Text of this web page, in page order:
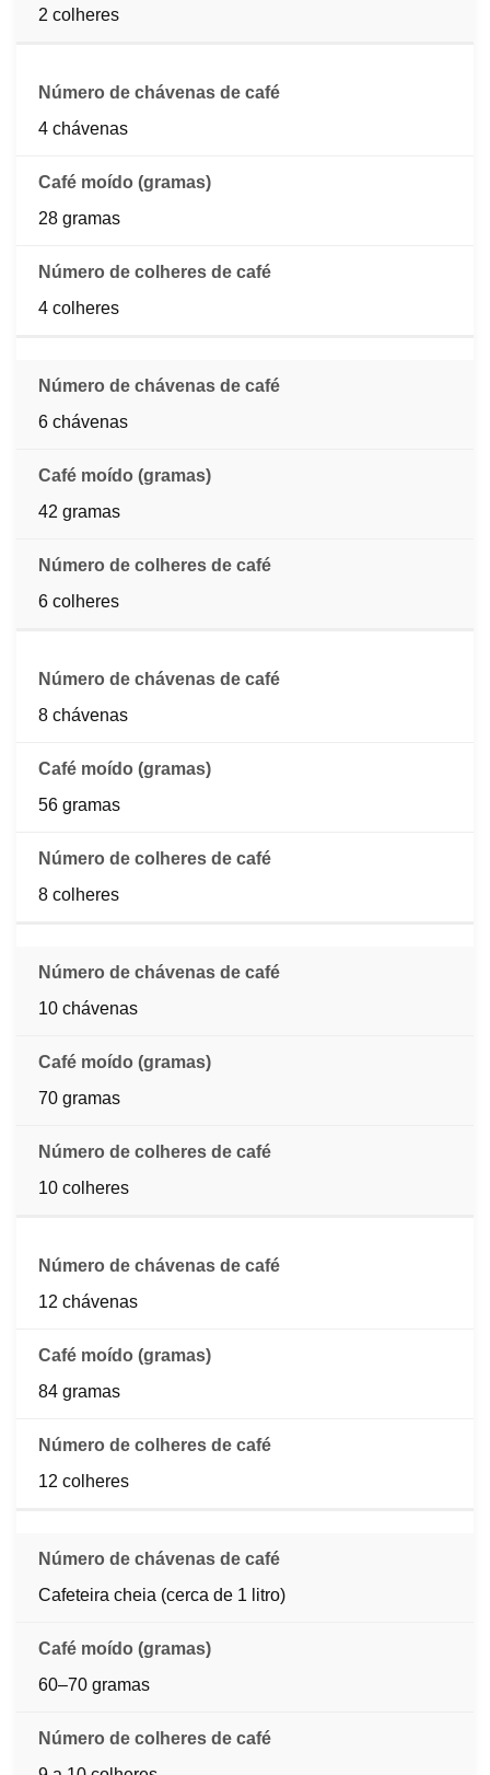
2 colheres
4 chávenas
28 gramas
4 colheres
6 chávenas
42 gramas
6 colheres
8 chávenas
56 gramas
8 colheres
10 chávenas
70 gramas
10 colheres
12 chávenas
84 gramas
12 colheres
Cafeteira cheia (cerca de 1 litro)
60–70 gramas